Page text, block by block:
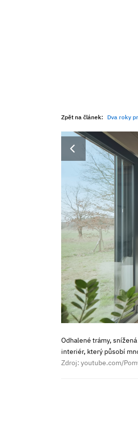
Zpět na článek: Dva roky
Odhalené trámy,
interiér, který působí
Zdroj: youtube.com/